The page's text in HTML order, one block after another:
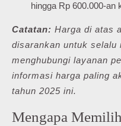
hingga Rp 600.000-an
Catatan: Harga di atas
disarankan untuk selalu
menghubungi layanan
informasi harga paling
tahun 2025 ini.
Mengapa